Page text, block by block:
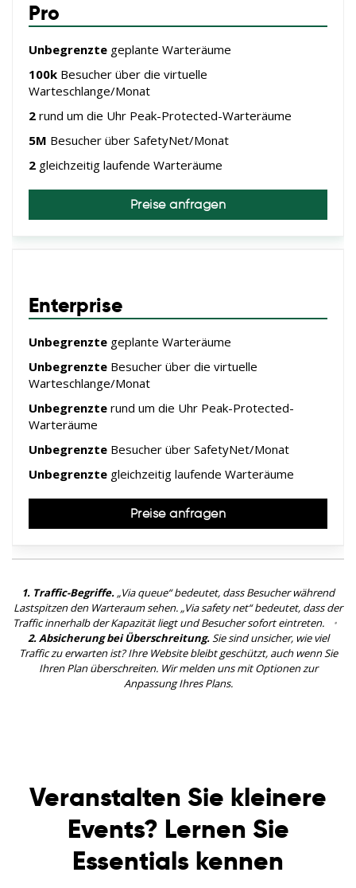
Pro
Unbegrenzte geplante Warteräume
100k Besucher über die virtuelle
Warteschlange/Monat
2 rund um die Uhr Peak-Protected-Warteräume
5M Besucher über SafetyNet/Monat
2 gleichzeitig laufende Warteräume
Preise anfragen
Enterprise
Unbegrenzte geplante Warteräume
Unbegrenzte Besucher über die virtuelle
Warteschlange/Monat
Unbegrenzte rund um die Uhr Peak-Protected-
Warteräume
Unbegrenzte Besucher über SafetyNet/Monat
Unbegrenzte gleichzeitig laufende Warteräume
Preise anfragen
1. Traffic-Begriffe. „Via queue“ bedeutet, dass Besucher während
Lastspitzen den Warteraum sehen. „Via safety net“ bedeutet, dass der
Traffic innerhalb der Kapazität liegt und Besucher sofort eintreten.
•
2. Absicherung bei Überschreitung.Sie sind unsicher, wie viel
Traffic zu erwarten ist? Ihre Website bleibt geschützt, auch wenn Sie
Ihren Plan überschreiten. Wir melden uns mit Optionen zur
Anpassung Ihres Plans.
Veranstalten Sie kleinere
Events? Lernen Sie
Essentials kennen